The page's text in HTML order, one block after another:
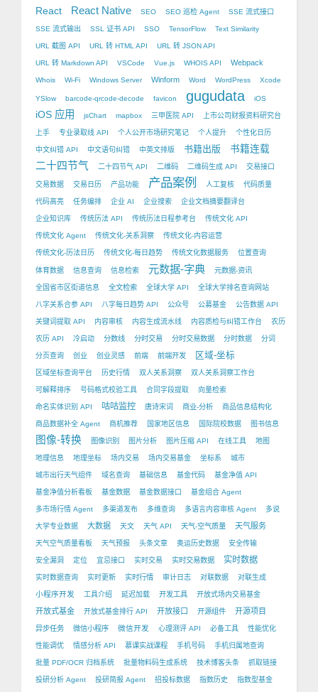
React React Native SEO SEO 巡检 Agent SSE 流式接口
SSE 流式输出 SSL 证书 API SSO TensorFlow Text Similarity
URL 截图 API URL 转 HTML API URL 转 JSON API
URL 转 Markdown API VSCode Vue.js WHOIS API Webpack
Whois Wi-Fi Windows Server Winform Word WordPress Xcode
YSlow barcode-qrcode-decode favicon gugudata iOS
iOS 应用 jsChart mapbox 三甲医院 API 上市公司财报资料研究台
上手 专业录取线 API 个人公开市场研究笔记 个人提升 个性化日历
中文纠错 API 中文语句纠错 中英文排版 书籍出版 书籍连载
二十四节气 二十四节气 API 二维码 二维码生成 API 交易接口
交易数据 交易日历 产品功能 产品案例 人工复核 代码质量
代码高亮 任务编排 企业 AI 企业搜索 企业文档摘要翻译台
企业知识库 传统历法 API 传统历法日程参考台 传统文化 API
传统文化 Agent 传统文化-关系洞察 传统文化-内容运营
传统文化-历法日历 传统文化-每日趋势 传统文化数据服务 位置查询
体育数据 信息查询 信息检索 元数据-字典 元数据-资讯
全国省市区街道信息 全文检索 全球大学 API 全球大学排名查询网站
八字关系合参 API 八字每日趋势 API 公众号 公募基金 公告数据 API
关键词提取 API 内容审核 内容生成流水线 内容质检与纠错工作台 农历
农历 API 冷启动 分数线 分时交易 分时交易数据 分时数据 分词
分页查询 创业 创业灵感 前端 前端开发 区域-坐标
区域坐标查询平台 历史行情 双人关系洞察 双人关系洞察工作台
可解释排序 号码格式校验工具 合同字段提取 向量检索
命名实体识别 API 咕咕监控 唐诗宋词 商业-分析 商品信息结构化
商品数据补全 Agent 商机推荐 国家地区信息 国际院校数据 图书信息
图像-转换 图像识别 图片分析 图片压缩 API 在线工具 地图
地理信息 地理坐标 场内交易 场内交易基金 坐标系 城市
城市出行天气组件 域名查询 基础信息 基金代码 基金净值 API
基金净值分析看板 基金数据 基金数据接口 基金组合 Agent
多市场行情 Agent 多渠道发布 多维查询 多语言内容审核 Agent 多说
大学专业数据 大数据 天文 天气 API 天气-空气质量 天气服务
天气空气质量看板 天气预报 头条文章 奥运历史数据 安全传输
安全漏洞 定位 宜忌接口 实时交易 实时交易数据 实时数据
实时数据查询 实时更新 实时行情 审计日志 对联数据 对联生成
小程序开发 工具介绍 延迟加载 开发工具 开放式场内交易基金
开放式基金 开放式基金排行 API 开放接口 开源组件 开源项目
异步任务 微信小程序 微信开发 心理测评 API 必备工具 性能优化
性能调优 情感分析 API 慕课实战课程 手机号码 手机归属地查询
批量 PDF/OCR 归档系统 批量物料码生成系统 技术博客头条 抓取链接
投研分析 Agent 投研简报 Agent 招投标数据 指数历史 指数型基金